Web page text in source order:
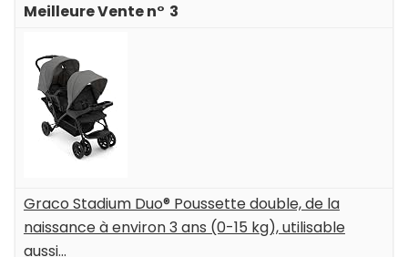
3
Graco Stadium Duo® Poussette double, de la
naissance à environ 3 ans (0-15 kg), utilisable
aussi...